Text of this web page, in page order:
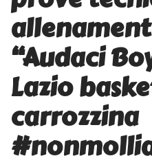
“Audaci
Lazio
carrozzina